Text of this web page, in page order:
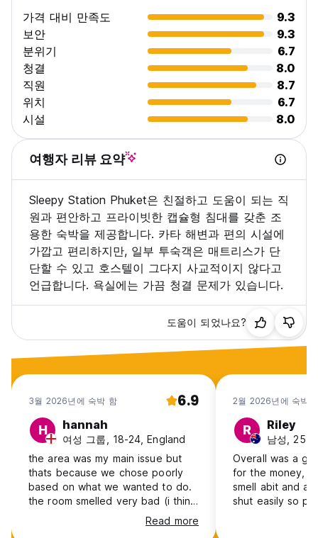
가격 대비 만족도
9.3
보안
9.3
분위기
6.7
청결
8.0
직원
8.7
위치
6.7
시설
8.0
여행자 리뷰 요약
Sleepy Station Phuket은 친절하고 도움이 되는 직
원과 편안하고 프라이빗한 캡슐형 침대를 갖춘 조
용한 숙박을 제공합니다. 카타 해변과 편의 시설에
가깝고 편리하지만, 일부 투숙객은 매트리스가 단
단할 수 있고 호스텔이 그다지 사교적이지 않다고
언급합니다. 욕실에는 가끔 청결 문제가 있습니다.
도움이 되었나요?
3월 2026년에 숙박 함 6.9
H hannah
여성 그룹, 18-24, England
the area was my main issue but
thats because we chose poorly
based on what we wanted to do.
the room smelled very bad (i think
was a person) but no ventilation
so was not very pleasant. the
Read more
2월 2026년에 숙박
R Riley
남성, 25-
Overall was a
for the money,
smell abit and all
shut easily so